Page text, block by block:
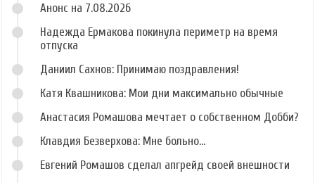
Анонс на 7.08.2026
Надежда Ермакова покинула периметр на время
отпуска
Даниил Сахнов: Принимаю поздравления!
Катя Квашникова: Мои дни максимально обычные
Анастасия Ромашова мечтает о собственном Добби?
Клавдия Безверхова: Мне больно...
Евгений Ромашов сделал апгрейд своей внешности